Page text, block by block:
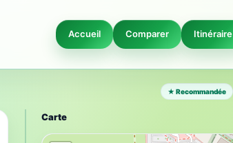
Accueil Comparer Itinéraire
★ Recommandée
Carte